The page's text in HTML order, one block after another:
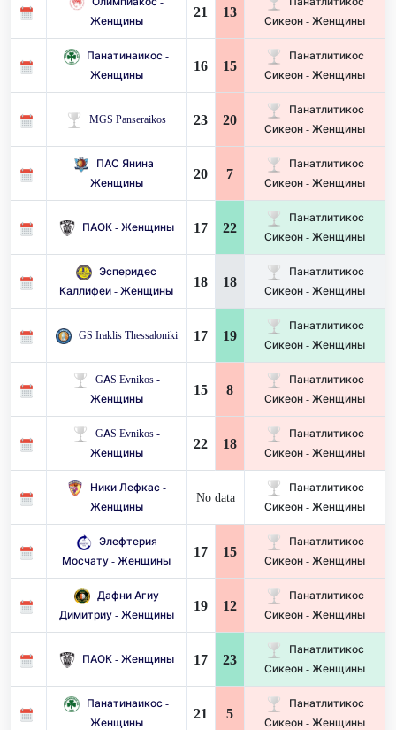
Женщины
21 13
Сикеон - Женщины
Панатинаикос -
Женщины
16 15
Панатлитикос
Сикеон - Женщины
MGS Panseraikos 23 20
Панатлитикос
Сикеон - Женщины
ПАС Янина -
Женщины
20 7
Панатлитикос
Сикеон - Женщины
ПАОК - Женщины 17 22
Панатлитикос
Сикеон - Женщины
Эсперидес
Каллифеи - Женщины
18 18
Панатлитикос
Сикеон - Женщины
GS Iraklis Thessaloniki 17 19
Панатлитикос
Сикеон - Женщины
GAS Evnikos -
Женщины
15 8
Панатлитикос
Сикеон - Женщины
GAS Evnikos -
Женщины
22 18
Панатлитикос
Сикеон - Женщины
Ники Лефкас -
Женщины
No data
Панатлитикос
Сикеон - Женщины
Элефтерия
Мосчату - Женщины
17 15
Панатлитикос
Сикеон - Женщины
Дафни Агиу
Димитриу - Женщины
19 12
Панатлитикос
Сикеон - Женщины
ПАОК - Женщины 17 23
Панатлитикос
Сикеон - Женщины
Панатинаикос -
Женщины
21 5
Панатлитикос
Сикеон - Женщины